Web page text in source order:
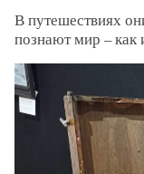
В путешествиях
познают мир – как